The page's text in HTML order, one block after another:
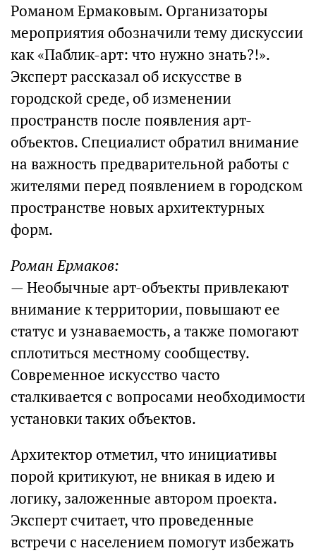
Романом Ермаковым. Организаторы
мероприятия обозначили тему дискуссии
как «Паблик-арт: что нужно знать?!».
Эксперт рассказал об искусстве в
городской среде, об изменении
пространств после появления арт-
объектов. Специалист обратил внимание
на важность предварительной работы с
жителями перед появлением в городском
пространстве новых архитектурных
форм.
Роман Ермаков:
— Необычные арт-объекты привлекают
внимание к территории, повышают ее
статус и узнаваемость, а также помогают
сплотиться местному сообществу.
Современное искусство часто
сталкивается с вопросами необходимости
установки таких объектов.
Архитектор отметил, что инициативы
порой критикуют, не вникая в идею и
логику, заложенные автором проекта.
Эксперт считает, что проведенные
встречи с населением помогут избежать